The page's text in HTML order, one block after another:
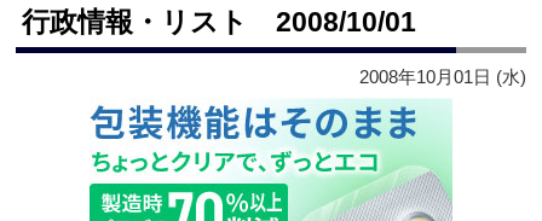
行政情報・リスト 2008/10/01
2008年10月01日 (水)